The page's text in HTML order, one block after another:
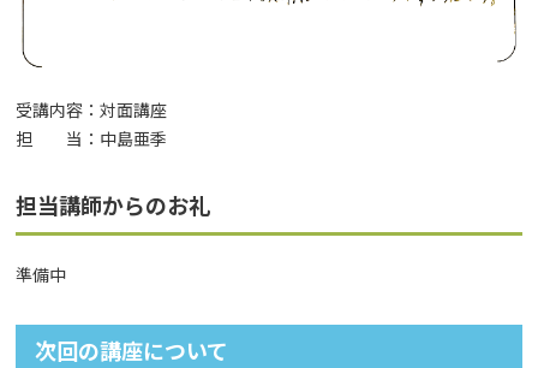
受講内容：対面講座
担 当：中島亜季
担当講師からのお礼
準備中
次回の講座について